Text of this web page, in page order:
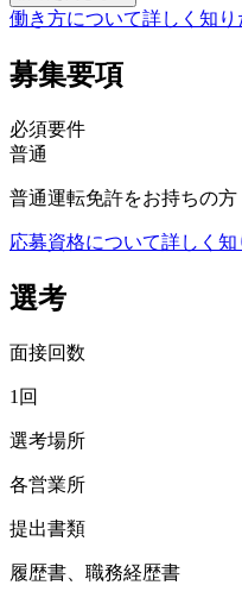
働き方について詳しく知り
募集要項
必須要件
普通
普通運転免許をお持ちの方
応募資格について詳しく知
選考
面接回数
1回
選考場所
各営業所
提出書類
履歴書、職務経歴書